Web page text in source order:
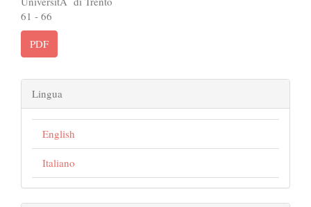
61 - 66
PDF
Lingua
English
Italiano